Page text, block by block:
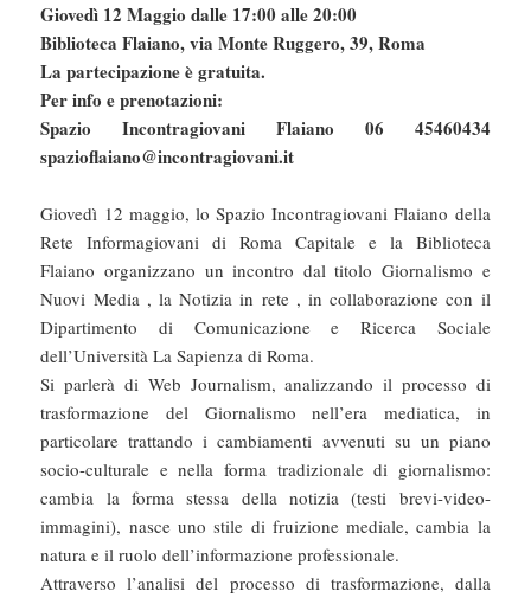
Giovedì 12 Maggio dalle 17:00 alle 20:00
Biblioteca Flaiano, via Monte Ruggero, 39, Roma
La partecipazione è gratuita.
Per info e prenotazioni:
Spazio Incontragiovani Flaiano 06 45460434
spazioflaiano@incontragiovani.it
Giovedì 12 maggio, lo Spazio Incontragiovani Flaiano della
Rete Informagiovani di Roma Capitale e la Biblioteca
Flaiano organizzano un incontro dal titolo Giornalismo e
Nuovi Media , la Notizia in rete , in collaborazione con il
Dipartimento di Comunicazione e Ricerca Sociale
dell’Università La Sapienza di Roma.
Si parlerà di Web Journalism, analizzando il processo di
trasformazione del Giornalismo nell’era mediatica, in
particolare trattando i cambiamenti avvenuti su un piano
socio-culturale e nella forma tradizionale di giornalismo:
cambia la forma stessa della notizia (testi brevi-video-
immagini), nasce uno stile di fruizione mediale, cambia la
natura e il ruolo dell’informazione professionale.
Attraverso l’analisi del processo di trasformazione, dalla